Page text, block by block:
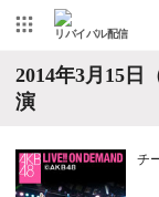
リバイバル配信
2014年3月15日
演
チ